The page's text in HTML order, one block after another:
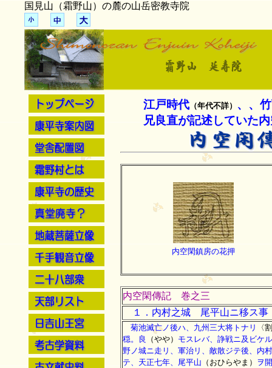
国見山（霜野山）の麓の
江戸時代 （年代不詳）
、、
兄良直が記述していた内
内空閑鎮房の花押
内空閑傳記 巻之三
１．内村之城 尾平山ニ移ス事
菊池滅亡ノ後ハ、九州三大将トナリ
〈
穏。良
（やや） モスレバ、諍戦ニ及ビケ
野ノ城ニ走リ、軍治リ、敵散ジテ後、内
テ、天正七年、尾平山 （おひらやま） ヲ